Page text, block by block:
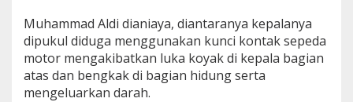
n
t
a
P
o
l
Muhammad Aldi dianiaya, diantaranya kepalanya
dipukul diduga menggunakan kunci kontak sepeda
motor mengakibatkan luka koyak di kepala bagian
atas dan bengkak di bagian hidung serta
mengeluarkan darah.